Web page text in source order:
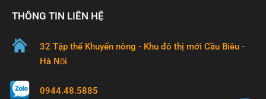
THÔNG TIN LIÊN HỆ
32 Tập thể Khuyến nông - Khu đô thị mới Cầu Biêu -
Hà Nội
0944.48.5885